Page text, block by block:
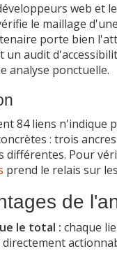
web
le maillage
porte bien
audit
analyse ponctuelle.
84 liens n'indique
: trois
différentes. Pour
prend le relais sur
de
le total : chaque